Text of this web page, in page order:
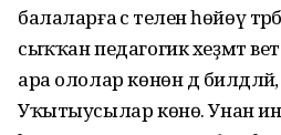
балаларға әсә теленә һөйөү
сыҡҡан педагогик хеҙмәт
ара ололар көнөн дә билдәләй,
Уҡытыусылар көнө. Унан